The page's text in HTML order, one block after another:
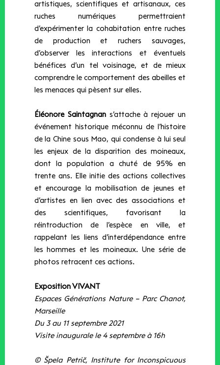
artistiques, scientifiques et artisanaux, ces
ruches numériques permettraient
d’expérimenter la cohabitation entre ruches
de production et ruchers sauvages,
d’observer les interactions et éventuels
bénéfices d’un tel voisinage, et de mieux
comprendre le comportement des abeilles et
les menaces qui pèsent sur elles.
Éléonore Saintagnans’attache à rejouer un
événement historique méconnu de l’histoire
de la Chine sous Mao, qui condense à lui seul
les enjeux de la disparition des moineaux,
dont la population a chuté de 95% en
trente ans. Elle initie des actions collectives
et encourage la mobilisation de jeunes et
d’artistes en lien avec des associations et
des scientifiques, favorisant la
réintroduction de l’espèce en ville, et
rappelant les liens d’interdépendance entre
les hommes et les moineaux. Une série de
photos retracent ces actions.
Exposition VIVANT
Espaces Générations Nature – Parc Chanot,
Marseille
Du 3 au 11 septembre 2021
Visite inaugurale le 4 septembre à 16h
© Špela Petrič, Institute for Inconspicuous